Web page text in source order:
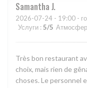
Samantha J
2026-07-24 - 19:00 -
Услуги : 5/5
Très bon restaurant
choix, mais rien de
choses. Le personnel